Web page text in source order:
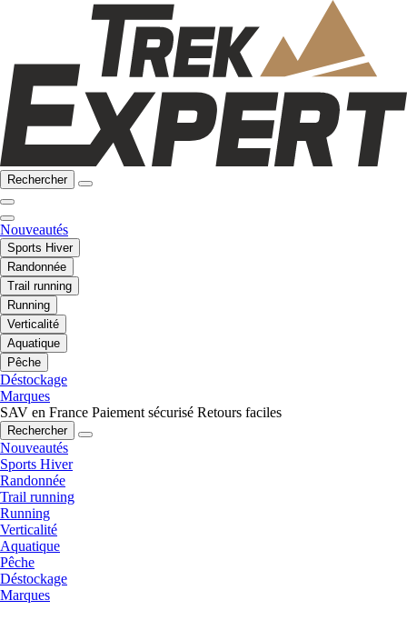
Rechercher
Nouveautés
Sports Hiver
Randonnée
Trail running
Running
Verticalité
Aquatique
Pêche
Déstockage
Marques
SAV en France Paiement sécurisé Retours faciles
Rechercher
Nouveautés
Sports Hiver
Randonnée
Trail running
Running
Verticalité
Aquatique
Pêche
Déstockage
Marques